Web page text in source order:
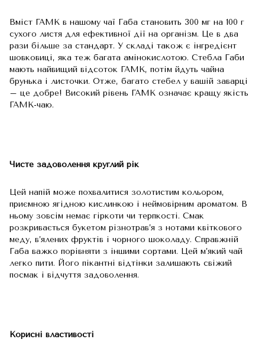
Вміст ГАМК в нашому чаї Габа становить 300 мг на 100 г
сухого листя для ефективної дії на організм. Це в два
рази більше за стандарт. У складі також є інгредієнт
шовковиці, яка теж багата амінокислотою. Стебла Габи
мають найвищий відсоток ГАМК, потім йдуть чайна
брунька і листочки. Отже, багато стебел у вашій заварці
– це добре! Високий рівень ГАМК означає кращу якість
ГАМК-чаю.
Чисте задоволення круглий рік
Цей напій може похвалитися золотистим кольором,
приємною ягідною кислинкою і неймовірним ароматом. В
ньому зовсім немає гіркоти чи терпкості. Смак
розкривається букетом різнотрав’я з нотами квіткового
меду, в’ялених фруктів і чорного шоколаду. Справжній
Габа важко порівняти з іншими сортами. Цей м’який чай
легко пити. Його пікантні відтінки залишають свіжий
посмак і відчуття задоволення.
Корисні властивості